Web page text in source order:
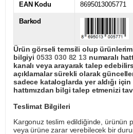
EAN Kodu 8695013005771
Barkod
Ürün görseli temsili olup
bilgiyi 0533 030 82 13numaralı
kanalı veya arayarak talep
açıklamalar sürekli olarak
sadece kataloglarda yer aldığı
hattımızdan bilgi talep etmenizi
Teslimat Bilgileri
Kargonuz teslim edildiğinde, ürünün
veya ürüne zarar verebilecek bir